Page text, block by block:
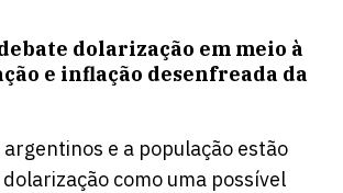
dolarização em meio à
e inflação desenfreada da
e a população estão
como uma possível